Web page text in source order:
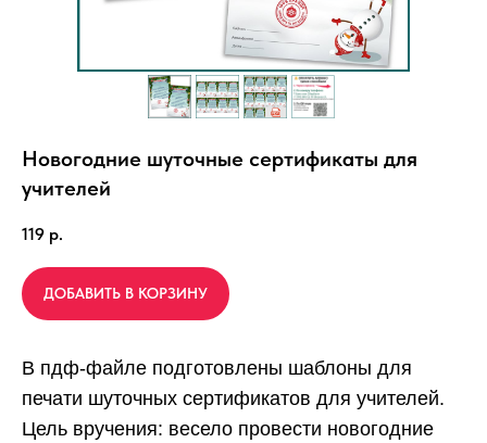
Новогодние шуточные сертификаты для
учителей
119 р.
ДОБАВИТЬ В КОРЗИНУ
В пдф-файле подготовлены шаблоны для
печати шуточных сертификатов для учителей.
Цель вручения: весело провести новогодние